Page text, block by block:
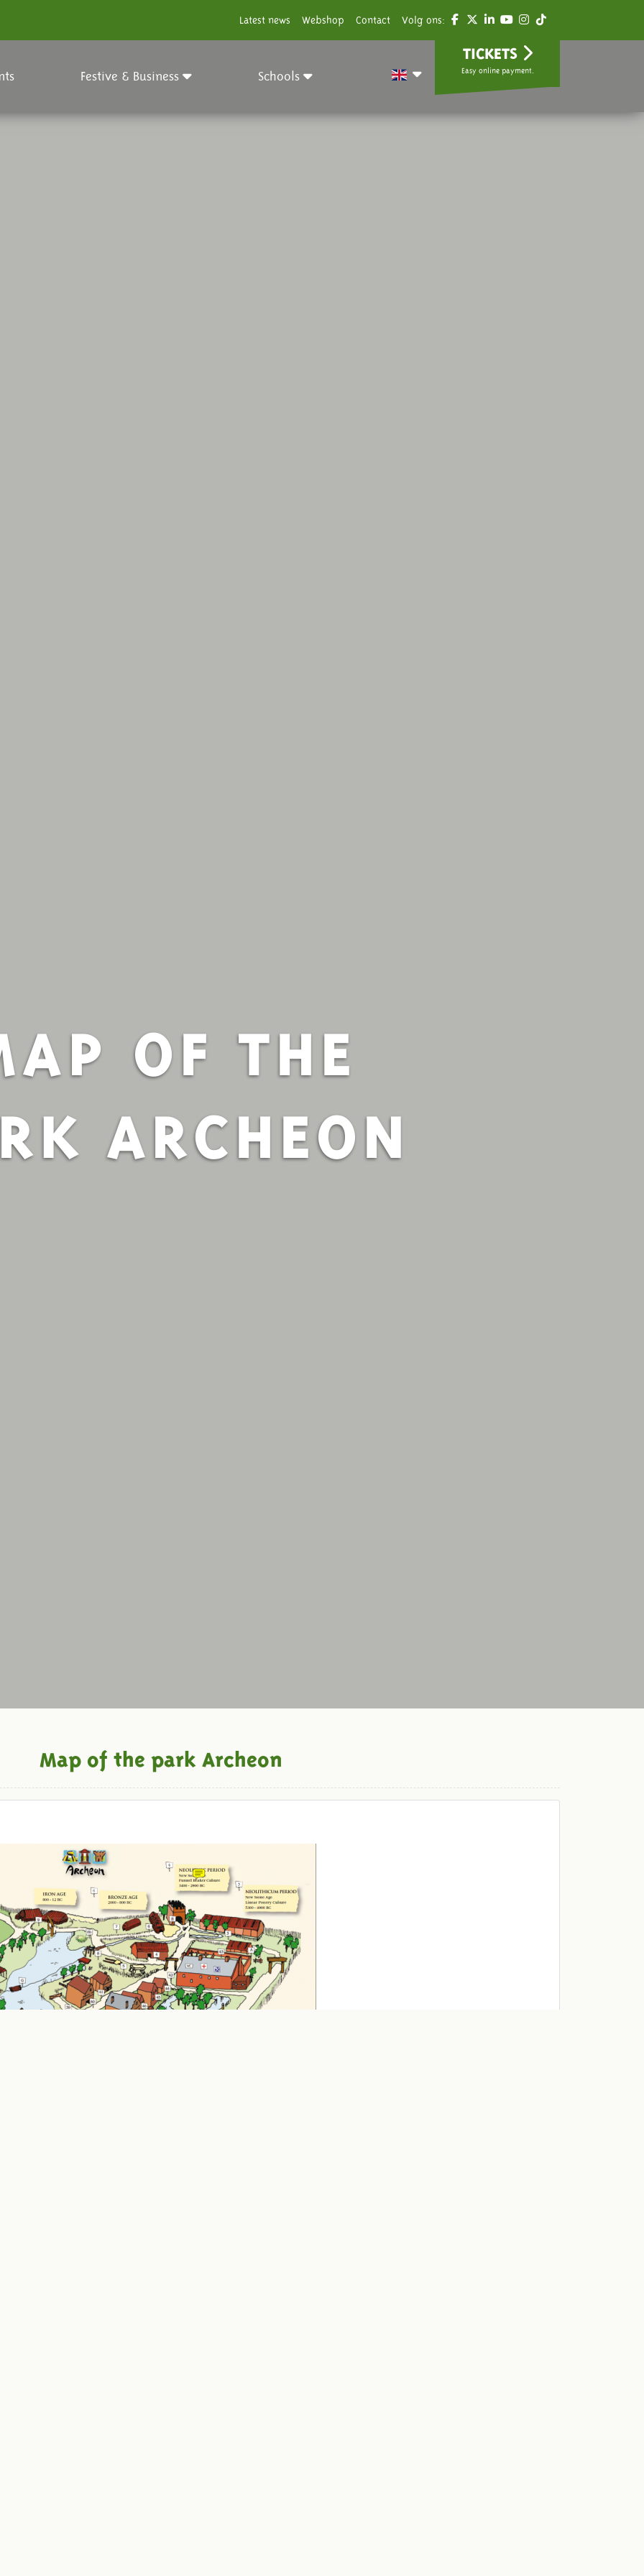
Latest news Webshop Contact Volg ons:
Festive & Business Schools
TICKETS
Easy online payment.
OF THE
ARCHEON
Map of the park Archeon